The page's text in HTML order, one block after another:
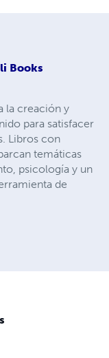
Books
la creación y
para satisfacer
Libros con
temáticas
psicología y un
de